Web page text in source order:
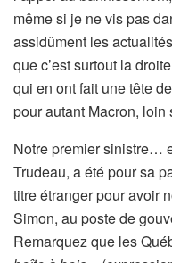
même si je ne vis pas
assidûment les
que c’est surtout la
qui en ont fait une tête
pour autant Macron, loin
Notre premier sinistre…
Trudeau, a été pour sa
titre étranger pour avoir
Simon, au poste de
Remarquez que les